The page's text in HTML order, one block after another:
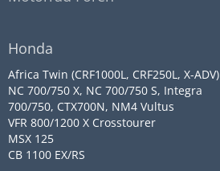
Honda
Africa Twin (CRF1000L, CRF250L, X-ADV)
NC 700/750 X, NC 700/750 S, Integra
700/750, CTX700N, NM4 Vultus
VFR 800/1200 X Crosstourer
MSX 125
CB 1100 EX/RS